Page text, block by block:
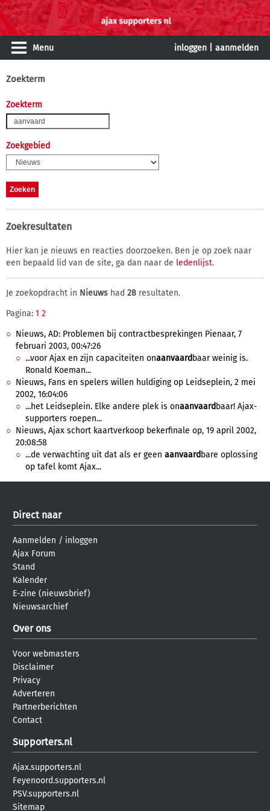
Menu inloggen aanmelden
Zoekterm
Zoekterm
Zoekgebied
Zoekresultaten
Hier kan je nieuws en reacties doorzoeken. Ben je op zoek naar
een bepaald lid van de site, ga dan naar de ledenlijst.
Je zoekopdracht in Nieuws had 28 resultaten.
Pagina: 1 2
Nieuws, AD: Problemen bij contractbesprekingen Pienaar, 7
februari 2003, 00:47:26
...voor Ajax en zijn capaciteiten onaanvaard baar weinig is.
Ronald Koeman...
Nieuws, Fans en spelers willen huldiging op Leidseplein, 2 mei
2002, 16:04:06
...het Leidseplein. Elke andere plek is onaanvaard baar! Ajax-
supporters roepen...
Nieuws, Ajax schort kaartverkoop bekerfinale op, 19 april 2002,
20:08:58
...de verwachting uit dat als er geen aanvaard bare oplossing
op tafel komt Ajax...
Direct naar
Aanmelden / inloggen
Ajax Forum
Stand
Kalender
E-zine (nieuwsbrief)
Nieuwsarchief
Over ons
Voor webmasters
Disclaimer
Privacy
Adverteren
Partnerberichten
Contact
Supporters.nl
Ajax.supporters.nl
Feyenoord.supporters.nl
PSV.supporters.nl
Sitemap